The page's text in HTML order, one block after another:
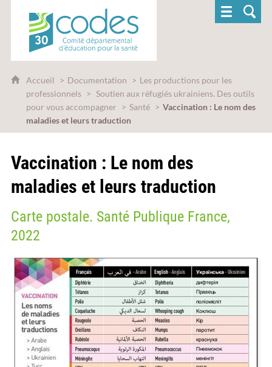
CoDES 30 - Comité départemental
Accueil Documentation
Les productions pour les
professionnels
Soutien aux réfugiés ukrainiens. Des outils
pour vous accompagner
Santé
Vaccination : Le nom des
maladies et leurs traduction
Vaccination : Le nom des
maladies et leurs traduction
Carte postale. Santé Publique France,
2022